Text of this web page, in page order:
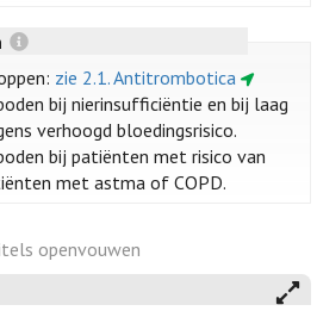
zie 2.1. Antitrombotica
bij nierinsufficiëntie en bij laag
verhoogd bloedingsrisico.
bij patiënten met risico van
met astma of COPD.
openvouwen